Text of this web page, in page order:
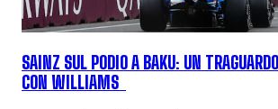
SAINZ SUL PODIO A BAKU: UN
CON WILLIAMS